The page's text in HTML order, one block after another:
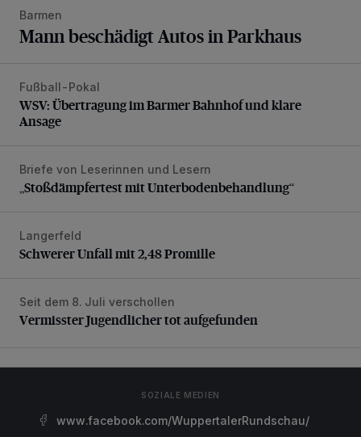
Barmen
Mann beschädigt Autos in Parkhaus
WSV: Übertragung im Barmer Bahnhof und klare Ansage
Fußball-Pokal
WSV: Übertragung im Barmer Bahnhof und klare
Ansage
„Stoßdämpfertest mit Unterbodenbehandlung“
Briefe von Leserinnen und Lesern
„Stoßdämpfertest mit Unterbodenbehandlung“
Schwerer Unfall mit 2,48 Promille
Langerfeld
Schwerer Unfall mit 2,48 Promille
Vermisster Jugendlicher tot aufgefunden
Seit dem 8. Juli verschollen
Vermisster Jugendlicher tot aufgefunden
SOZIALE MEDIEN
www.facebook.com/WuppertalerRundschau/